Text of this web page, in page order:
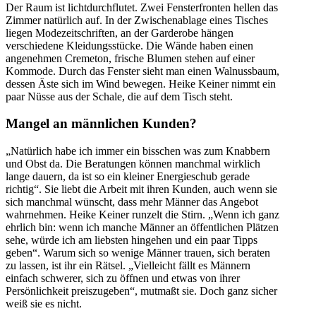
Der Raum ist lichtdurchflutet. Zwei Fensterfronten hellen das
Zimmer natürlich auf. In der Zwischenablage eines Tisches
liegen Modezeitschriften, an der Garderobe hängen
verschiedene Kleidungsstücke. Die Wände haben einen
angenehmen Cremeton, frische Blumen stehen auf einer
Kommode. Durch das Fenster sieht man einen Walnussbaum,
dessen Äste sich im Wind bewegen. Heike Keiner nimmt ein
paar Nüsse aus der Schale, die auf dem Tisch steht.
Mangel an männlichen Kunden?
„Natürlich habe ich immer ein bisschen was zum Knabbern
und Obst da. Die Beratungen können manchmal wirklich
lange dauern, da ist so ein kleiner Energieschub gerade
richtig“. Sie liebt die Arbeit mit ihren Kunden, auch wenn sie
sich manchmal wünscht, dass mehr Männer das Angebot
wahrnehmen. Heike Keiner runzelt die Stirn. „Wenn ich ganz
ehrlich bin: wenn ich manche Männer an öffentlichen Plätzen
sehe, würde ich am liebsten hingehen und ein paar Tipps
geben“. Warum sich so wenige Männer trauen, sich beraten
zu lassen, ist ihr ein Rätsel. „Vielleicht fällt es Männern
einfach schwerer, sich zu öffnen und etwas von ihrer
Persönlichkeit preiszugeben“, mutmaßt sie. Doch ganz sicher
weiß sie es nicht.